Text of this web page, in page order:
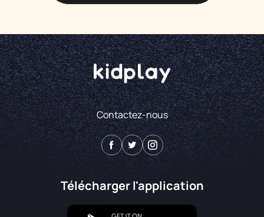
Contactez-nous
Télécharger l'application